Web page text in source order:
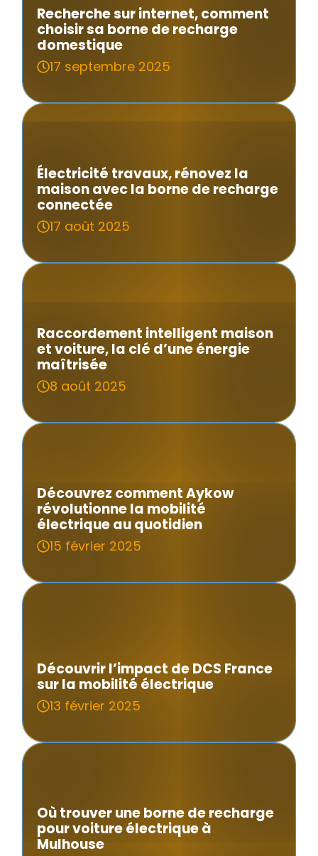
Recherche sur internet, comment
choisir sa borne de recharge
domestique
17 septembre 2025
Électricité travaux, rénovez la
maison avec la borne de recharge
connectée
17 août 2025
Raccordement intelligent maison
et voiture, la clé d’une énergie
maîtrisée
8 août 2025
Découvrez comment Aykow
révolutionne la mobilité
électrique au quotidien
15 février 2025
Découvrir l’impact de DCS France
sur la mobilité électrique
13 février 2025
Où trouver une borne de recharge
pour voiture électrique à
Mulhouse